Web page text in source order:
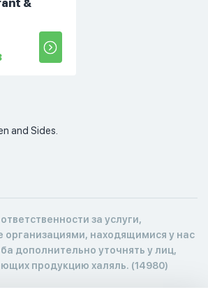
&
and Sides.
за услуги,
организациями, находящимися у нас
дополнительно уточнять у лиц,
продукцию халяль. (14980)